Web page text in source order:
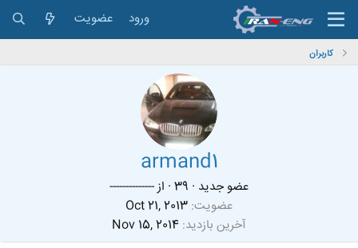
ورود عضویت
کاربران
armand1
عضو جدید ·
· از--------------
عضویت Oct 21, 2013
آخرین بازدید Nov 15, 2014